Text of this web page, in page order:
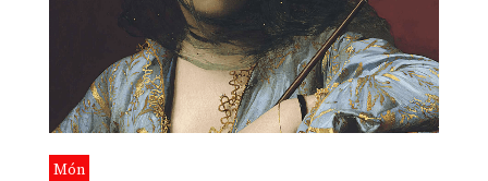
Món